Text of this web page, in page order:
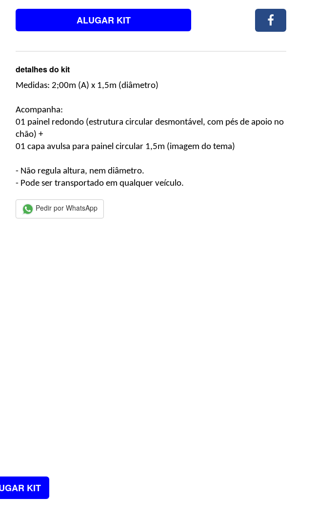
ALUGAR KIT
detalhes do kit
Medidas: 2;00m (A) x 1,5m (diâmetro)
Acompanha:
01 painel redondo (estrutura circular desmontável, com pés de apoio no
chão) +
01 capa avulsa para painel circular 1,5m (imagem do tema)
- Não regula altura, nem diâmetro.
- Pode ser transportado em qualquer veículo.
Pedir por WhatsApp
KIT